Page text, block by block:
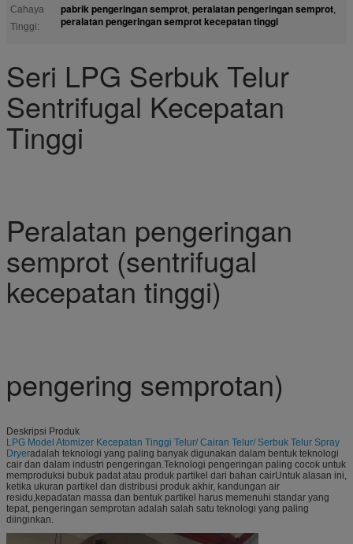
Cahaya
Tinggi:
pabrik pengeringan semprot, peralatan pengeringan semprot,
peralatan pengeringan semprot kecepatan tinggi
Seri LPG Serbuk Telur
Sentrifugal Kecepatan
Tinggi
Peralatan pengeringan
semprot (sentrifugal
kecepatan tinggi)
pengering semprotan)
Deskripsi Produk
LPG Model Atomizer Kecepatan Tinggi Telur/ Cairan Telur/ Serbuk Telur Spray
Dryeradalah teknologi yang paling banyak digunakan dalam bentuk teknologi
cair dan dalam industri pengeringan.Teknologi pengeringan paling cocok untuk
memproduksi bubuk padat atau produk partikel dari bahan cairUntuk alasan ini,
ketika ukuran partikel dan distribusi produk akhir, kandungan air
residu,kepadatan massa dan bentuk partikel harus memenuhi standar yang
tepat, pengeringan semprotan adalah salah satu teknologi yang paling
diinginkan.